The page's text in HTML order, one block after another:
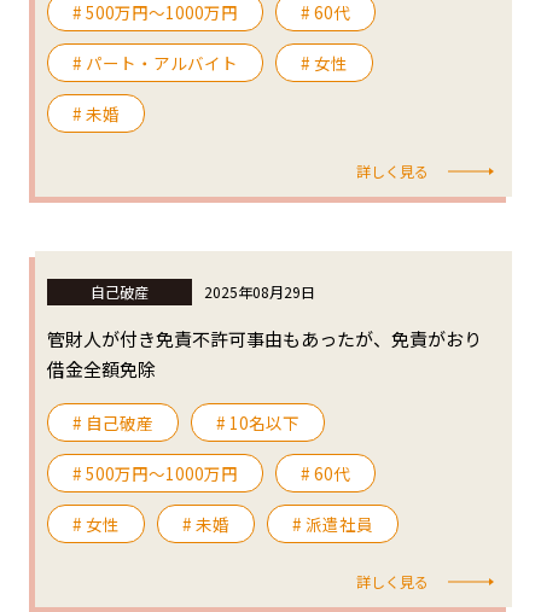
# 500万円〜1000万円 # 60代
# パート・アルバイト # 女性
# 未婚
詳しく見る
自己破産 2025年08月29日
管財人が付き免責不許可事由もあったが、免責がおり
借金全額免除
# 自己破産 # 10名以下
# 500万円〜1000万円 # 60代
# 女性 # 未婚 # 派遣社員
詳しく見る